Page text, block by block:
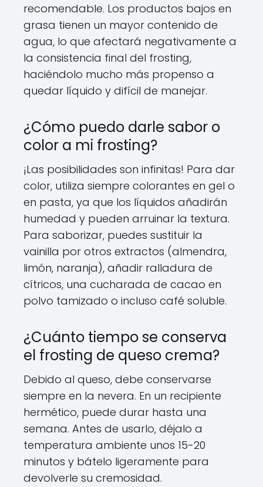
recomendable. Los productos bajos en
grasa tienen un mayor contenido de
agua, lo que afectará negativamente a
la consistencia final del frosting,
haciéndolo mucho más propenso a
quedar líquido y difícil de manejar.
¿Cómo puedo darle sabor o
color a mi frosting?
¡Las posibilidades son infinitas! Para dar
color, utiliza siempre colorantes en gel o
en pasta, ya que los líquidos añadirán
humedad y pueden arruinar la textura.
Para saborizar, puedes sustituir la
vainilla por otros extractos (almendra,
limón, naranja), añadir ralladura de
cítricos, una cucharada de cacao en
polvo tamizado o incluso café soluble.
¿Cuánto tiempo se conserva
el frosting de queso crema?
Debido al queso, debe conservarse
siempre en la nevera. En un recipiente
hermético, puede durar hasta una
semana. Antes de usarlo, déjalo a
temperatura ambiente unos 15-20
minutos y bátelo ligeramente para
devolverle su cremosidad.